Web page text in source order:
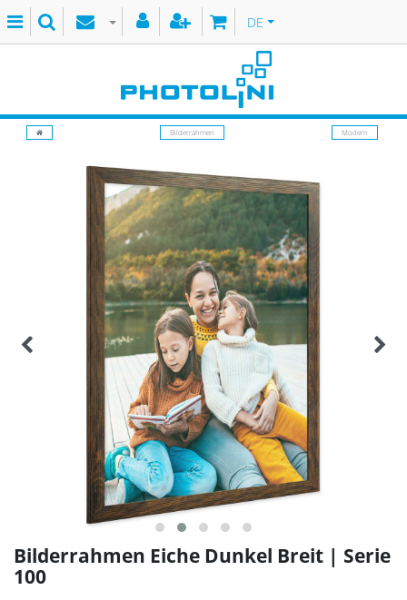
DE
Bilderrahmen Modern
Bilderrahmen Eiche Dunkel Breit | Serie
100